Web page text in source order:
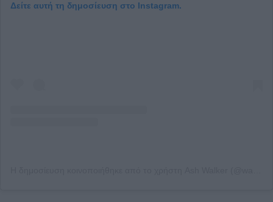
Δείτε αυτή τη δημοσίευση στο Instagram.